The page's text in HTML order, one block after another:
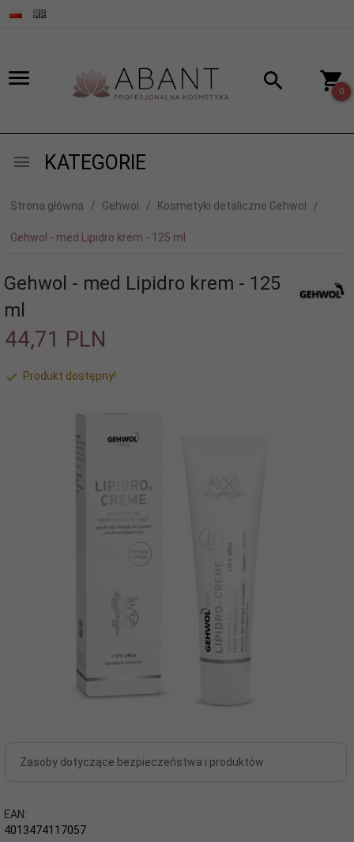
0
KATEGORIE
Strona główna Gehwol Kosmetyki detaliczne Gehwol
Gehwol - med Lipidro krem - 125 ml
Gehwol - med Lipidro krem - 125
ml
44,71 PLN
Produkt dostępny!
Zasoby dotyczące bezpieczeństwa i produktów
EAN:
4013474117057